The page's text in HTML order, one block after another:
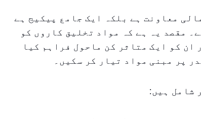
معاونت ہے بلکہ ایک جامع پیکیج ہے
مقصد یہ ہے کہ مواد تخلیق کاروں کو
ان کو ایک متاثر کن ماحول فراہم کیا
پر مبنی مواد تیار کر سکیں۔
شامل ہیں: